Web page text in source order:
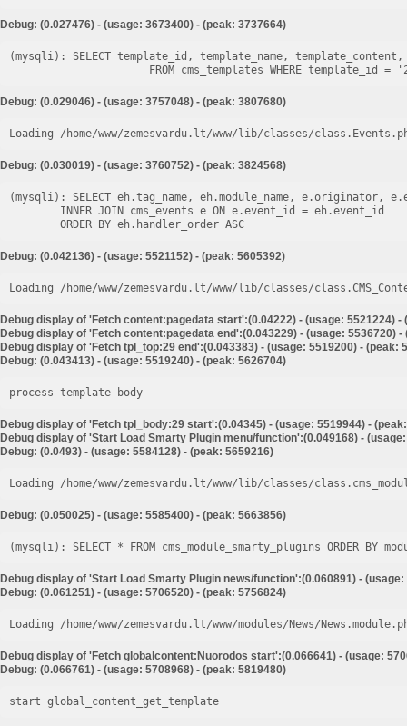
Debug: (0.027476) - (usage: 3673400) - (peak: 3737664)
(mysqli): SELECT template_id, template_name,
Debug: (0.029046) - (usage: 3757048) - (peak: 3807680)
Loading /home/www/zemesvardu.lt/www/lib/classes/
Debug: (0.030019) - (usage: 3760752) - (peak: 3824568)
(mysqli): SELECT eh.tag_name, eh.module_name, e.originator,
Debug: (0.042136) - (usage: 5521152) - (peak: 5605392)
Loading /home/www/zemesvardu.lt/www/lib/classes/
Debug display of 'Fetch content:pagedata start':(0.04222) - (usage: 5521224) -
Debug display of 'Fetch content:pagedata end':(0.043229) - (usage: 5536720) -
Debug display of 'Fetch tpl_top:29 end':(0.043383) - (usage: 5519200) - (peak:
Debug: (0.043413) - (usage: 5519240) - (peak: 5626704)
process template body
Debug display of 'Fetch tpl_body:29 start':(0.04345) - (usage: 5519944) -
Debug display of 'Start Load Smarty Plugin menu/function':(0.049168) -
Debug: (0.0493) - (usage: 5584128) - (peak: 5659216)
Loading /home/www/zemesvardu.lt/www/lib/classes/
Debug: (0.050025) - (usage: 5585400) - (peak: 5663856)
Debug display of 'Start Load Smarty Plugin news/function':(0.060891) -
Debug: (0.061251) - (usage: 5706520) - (peak: 5756824)
Loading /home/www/zemesvardu.lt/www/modules/News/
Debug display of 'Fetch globalcontent:Nuorodos start':(0.066641) - (usage:
Debug: (0.066761) - (usage: 5708968) - (peak: 5819480)
start global_content_get_template